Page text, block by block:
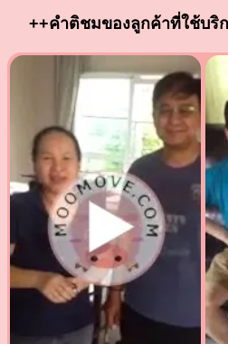
++คำติชมของลูกค้าที่ใช้บริ